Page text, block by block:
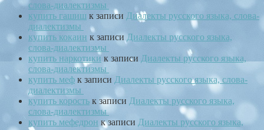
слова-диалектизмы
купить гашиш к записи Диалекты русского языка, слова-
диалектизмы
купить кокаин к записи Диалекты русского языка,
слова-диалектизмы
купить наркотики к записи Диалекты русского языка,
слова-диалектизмы
купить меф к записи Диалекты русского языка, слова-
диалектизмы
купить корость к записи Диалекты русского языка,
слова-диалектизмы
купить мефедрон к записи Диалекты русского языка,